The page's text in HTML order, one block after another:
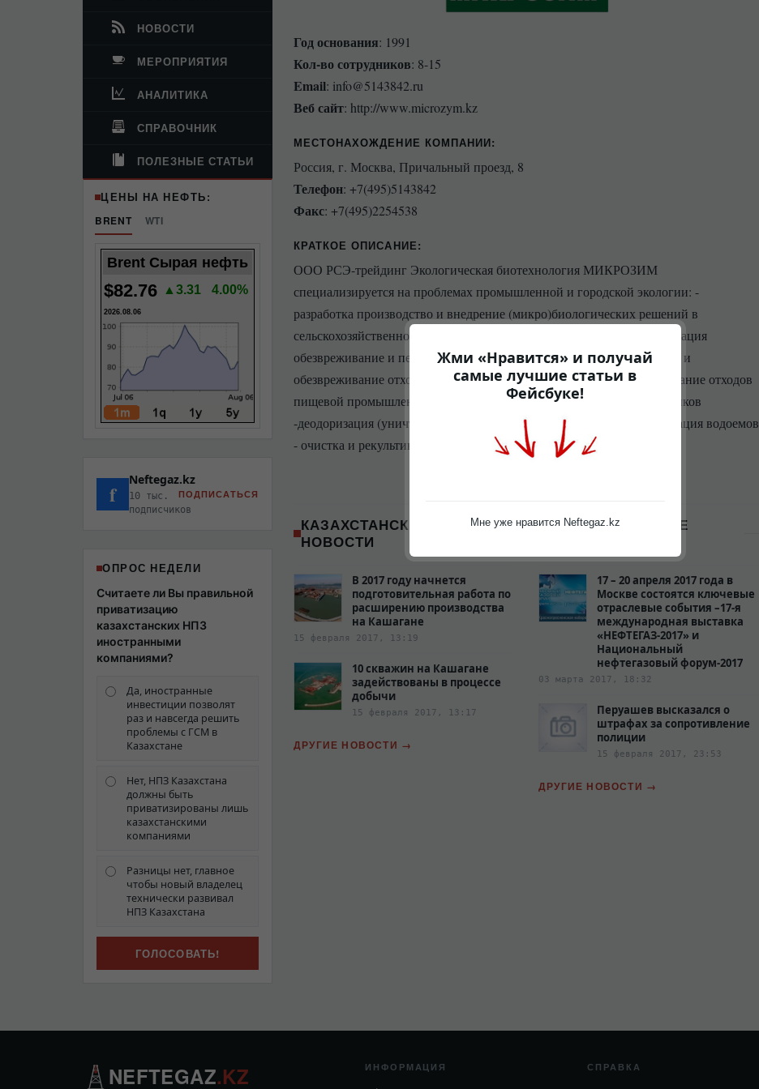
НОВОСТИ
МЕРОПРИЯТИЯ
АНАЛИТИКА
СПРАВОЧНИК
ПОЛЕЗНЫЕ СТАТЬИ
ЦЕНЫ НА НЕФТЬ:
BRENT
WTI
Brent Сырая нефть
$82.76 ▲3.31 4.00%
2026.08.06
f Neftegaz.kz
10 тыс.
подписчиков
ПОДПИСАТЬСЯ
ОПРОС НЕДЕЛИ
Считаете ли Вы правильной
приватизацию
казахстанских НПЗ
иностранными
компаниями?
Да, иностранные
инвестиции позволят
раз и навсегда решить
проблемы с ГСМ в
Казахстане
Нет, НПЗ Казахстана
должны быть
приватизированы лишь
казахстанскими
компаниями
Разницы нет, главное
чтобы новый владелец
технически развивал
НПЗ Казахстана
Год основания: 1991
Кол-во сотрудников: 8-15
Email: info@5143842.ru
Веб сайт: http://www.microzym.kz
МЕСТОНАХОЖДЕНИЕ КОМПАНИИ:
Россия, г. Москва, Причальный проезд, 8
Телефон: +7(495)5143842
Факс: +7(495)2254538
КРАТКОЕ ОПИСАНИЕ:
ООО РСЭ-трейдинг Экологическая биотехнология МИКРОЗИМ
специализируется на проблемах промышленной и городской экологии: -
разработка производство и внедрение (микро)биологических решений в
сельскохозяйственной промышленной и городской экологии - утилизация
обезвреживание и переработка промышленных отходов - утилизация и
обезвреживание отходов животноводства - утилизация и обезвреживание отходов
пищевой промышленности - очистка сточных вод - очистка отстойников
-деодоризация (уничтожение запахов) - очистка водоемов - реабилитация водоемов
- очистка и рекультивация почвы - рекультивация свалок
КАЗАХСТАНСКИЕ
НОВОСТИ
В 2017 году начнется
подготовительная работа по
расширению производства
на Кашагане
15 февраля 2017, 13:19
10 скважин на Кашагане
задействованы в процессе
добычи
15 февраля 2017, 13:17
ДРУГИЕ НОВОСТИ
МЕЖДУНАРОДНЫЕ
17 – 20 апреля 2017 года в
Москве состоятся ключевые
отраслевые события –17-я
международная выставка
«НЕФТЕГАЗ-2017» и
Национальный
нефтегазовый форум-2017
03 марта 2017, 18:32
Перуашев высказался о
штрафах за сопротивление
полиции‍
15 февраля 2017, 23:53
ДРУГИЕ НОВОСТИ
NEFTEGAZ.KZ ИНФОРМАЦИЯ СПРАВКА
Жми «Нравится» и получай
самые лучшие статьи в
Фейсбуке!
Мне уже нравится Neftegaz.kz